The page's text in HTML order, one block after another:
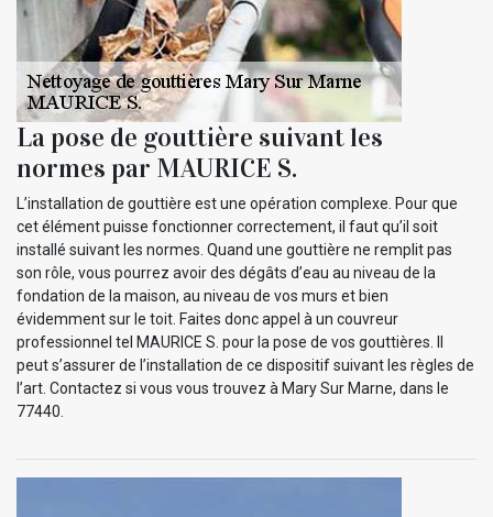
La pose de gouttière suivant les
normes par MAURICE S.
L’installation de gouttière est une opération complexe. Pour que
cet élément puisse fonctionner correctement, il faut qu’il soit
installé suivant les normes. Quand une gouttière ne remplit pas
son rôle, vous pourrez avoir des dégâts d’eau au niveau de la
fondation de la maison, au niveau de vos murs et bien
évidemment sur le toit. Faites donc appel à un couvreur
professionnel tel MAURICE S. pour la pose de vos gouttières. Il
peut s’assurer de l’installation de ce dispositif suivant les règles de
l’art. Contactez si vous vous trouvez à Mary Sur Marne, dans le
77440.